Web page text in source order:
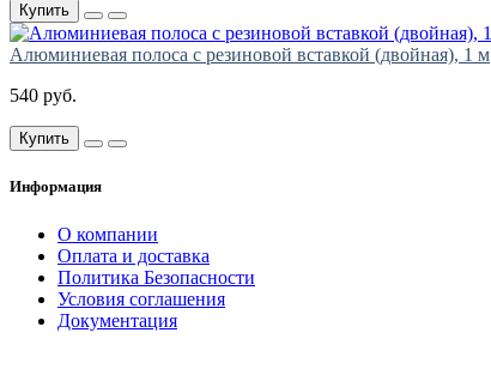
Купить
Алюминиевая полоса с резиновой вставкой (двойная), 1 м
540 руб.
Купить
Информация
О компании
Оплата и доставка
Политика Безопасности
Условия соглашения
Документация